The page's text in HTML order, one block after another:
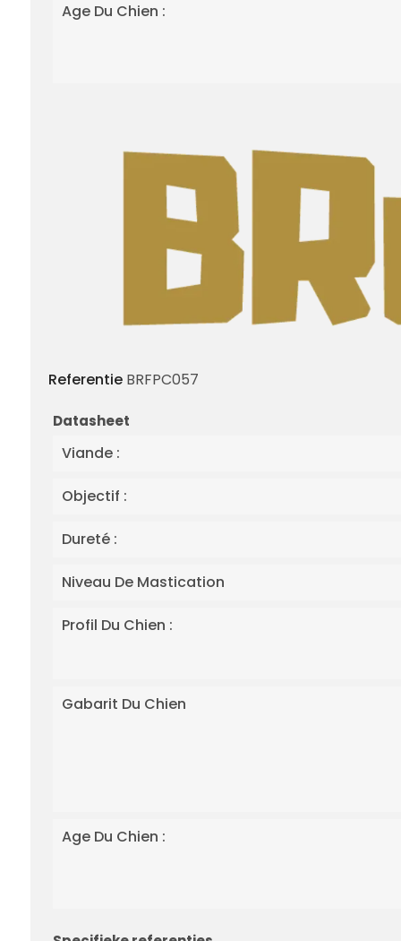
Age Du Chien :
Referentie BRFPC057
Datasheet
Viande :
Objectif :
Dureté :
Niveau De Mastication
Profil Du Chien :
Gabarit Du Chien
Age Du Chien :